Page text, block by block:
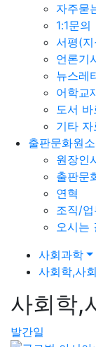
자주묻
1:1문의
서평(
언론기
뉴스레
어학교
도서 바
기타 자
출판문화원
원장인
출판문
연혁
조직/업
오시는
사회과학
사회학,사
사회학,
발간일